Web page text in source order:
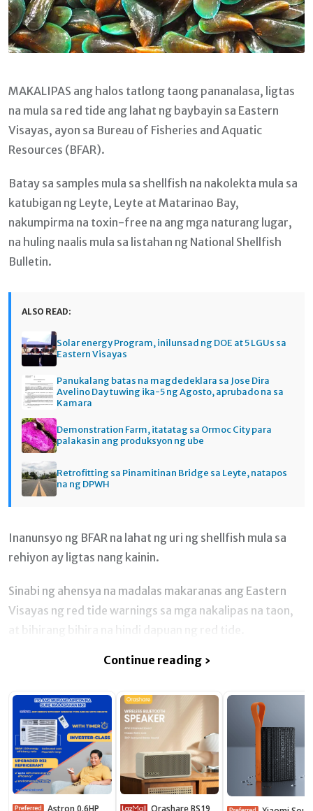
MAKALIPAS ang halos tatlong taong pananalasa, ligtas
na mula sa red tide ang lahat ng baybayin sa Eastern
Visayas, ayon sa Bureau of Fisheries and Aquatic
Resources (BFAR).
Batay sa samples mula sa shellfish na nakolekta mula sa
katubigan ng Leyte, Leyte at Matarinao Bay,
nakumpirma na toxin-free na ang mga naturang lugar,
na huling naalis mula sa listahan ng National Shellfish
Bulletin.
ALSO READ:
Solar energy Program, inilunsad ng DOE at 5 LGUs sa
Eastern Visayas
Panukalang batas na magdedeklara sa Jose Dira
Avelino Day tuwing ika-5 ng Agosto, aprubado na sa
Kamara
Demonstration Farm, itatatag sa Ormoc City para
palakasin ang produksyon ng ube
Retrofitting sa Pinamitinan Bridge sa Leyte, natapos
na ng DPWH
Inanunsyo ng BFAR na lahat ng uri ng shellfish mula sa
rehiyon ay ligtas nang kainin.
Sinabi ng ahensya na madalas makaranas ang Eastern
Visayas ng red tide warnings sa mga nakalipas na taon,
Continue reading ›
Astron 0.6HP
Orashare BS19